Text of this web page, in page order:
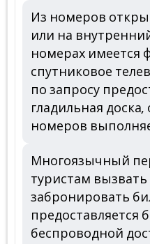
Из номеров
или на
номерах имеется
спутниковое
по запросу
гладильная
номеров
Многоязычный
туристам вызвать
забронировать
предоставляется
беспроводной